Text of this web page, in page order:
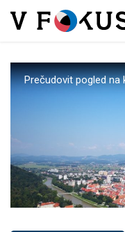
Prečudovit pogled na